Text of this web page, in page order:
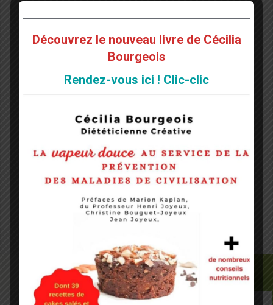
Nom*
Notify me of followup comments via e-mail. You can
subscribewithout commenting.
Découvrez le nouveau livre de Cécilia
Bourgeois
Rendez-vous ici ! Clic-clic